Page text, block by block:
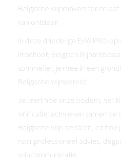
Belgische wijnmakers tonen
kan ontstaan.
In deze driedelige EVW PRO-
Imschoot, Belgisch
sommelier, je mee in een
Belgische wijnwereld.
Je leert hoe onze bodem, het
vinificatietechnieken samen de
Belgische wijn bepalen, en hoe
naar professioneel advies,
wijncommunicatie.